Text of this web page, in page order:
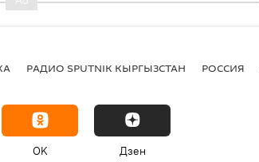
РАДИО SPUTNIK КЫРГЫЗСТАН РОССИЯ
OK Дзен